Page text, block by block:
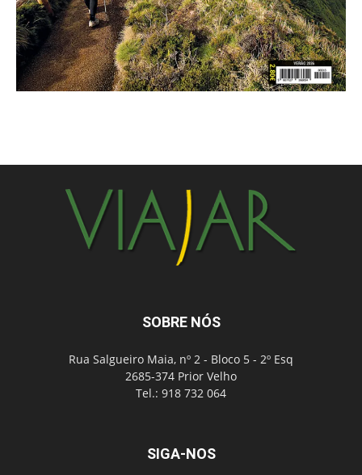
SOBRE NÓS
Rua Salgueiro Maia, nº 2 - Bloco 5 - 2º Esq
2685-374 Prior Velho
Tel.: 918 732 064
SIGA-NOS